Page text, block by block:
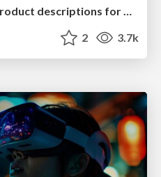
How to optimise 3,500 product descriptions for ecommerce in one day using ChatGPT
2 3.7k